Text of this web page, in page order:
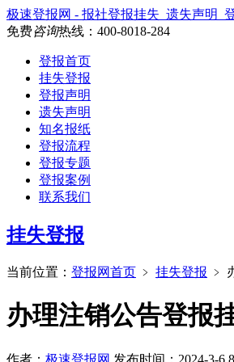
极速登报网 - 报社登报挂失_遗失声明_
免费咨询热线： 400-8018-284
登报首页
挂失登报
登报声明
遗失声明
知名报纸
登报流程
登报专题
登报案例
联系我们
挂失登报
当前位置： 登报网首页 ﹥ 挂失登报 ﹥
办理注销公告登报
作者： 极速登报网 发布时间：2024-3-6